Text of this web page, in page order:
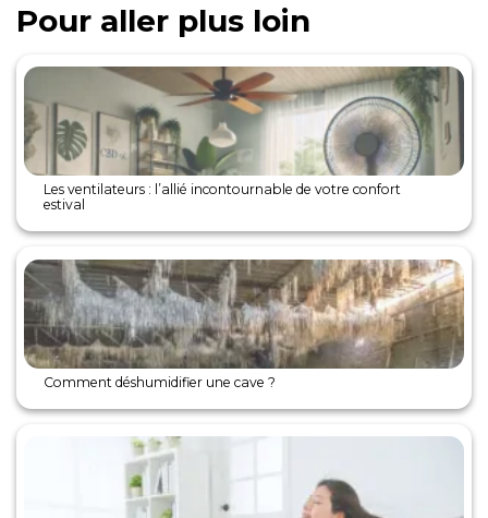
Pour aller plus loin
Les ventilateurs : l’allié incontournable de votre confort
estival
Comment déshumidifier une cave ?